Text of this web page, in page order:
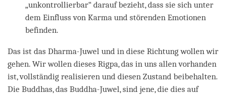
„unkontrollierbar“ darauf bezieht, dass sie sich unter
dem Einfluss von Karma und störenden Emotionen
befinden.
Das ist das Dharma-Juwel und in diese Richtung wollen wir
gehen. Wir wollen dieses Rigpa, das in uns allen vorhanden
ist, vollständig realisieren und diesen Zustand beibehalten.
Die Buddhas, das Buddha-Juwel, sind jene, die dies auf